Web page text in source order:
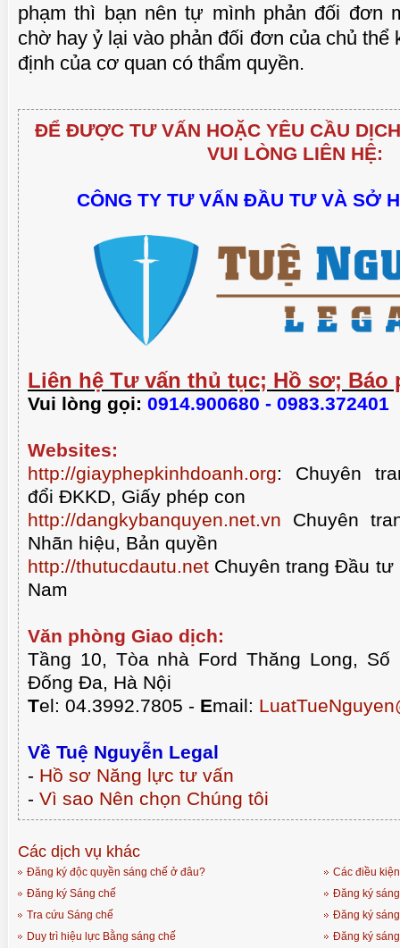
phạm thì bạn nên tự mình phản đối đơn
chờ hay ỷ lại vào phản đối đơn của chủ thể
định của cơ quan có thẩm quyền.
ĐỂ ĐƯỢC TƯ VẤN HOẶC YÊU CẦU
VUI LÒNG LIÊN HỆ:
CÔNG TY TƯ VẤN ĐẦU TƯ VÀ SỞ
Liên hệ Tư vấn thủ tục; Hồ sơ; Báo
Vui lòng gọi: 0914.900680 - 0983.372401
Websites:
http://giayphepkinhdoanh.org:
Chuyên
đổi ĐKKD, Giấy phép con
http://dangkybanquyen.net.vn Chuyên
Nhãn hiệu, Bản quyền
http://thutucdautu.net Chuyên trang Đầu
Nam
Văn phòng Giao dịch:
Tầng 10, Tòa nhà Ford Thăng Long, Số
Đống Đa, Hà Nội
Tel: 04.3992.7805 - Email:
Về Tuệ Nguyễn Legal
- Hồ sơ Năng lực tư vấn
- Vì sao Nên chọn Chúng tôi
Các dịch vụ khác
Đăng ký độc quyền sáng chế ở đâu?
Đăng ký Sáng chế
Tra cứu Sáng chế
Duy trì hiệu lực Bằng sáng chế
Các điều
Đăng ký
Đăng ký
Đăng ký